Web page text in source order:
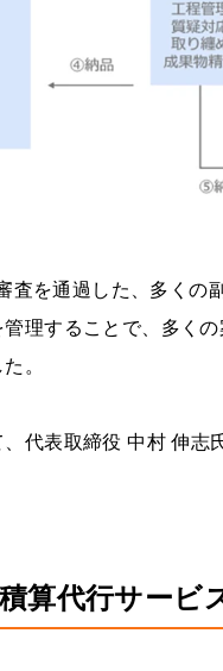
査を通過した、多くの
理することで、多く
。
代表取締役 中村 伸志
算代行サービ